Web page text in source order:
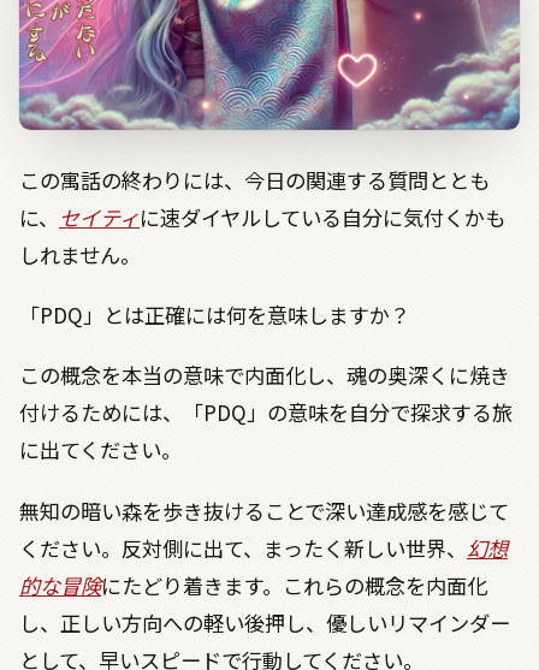
この寓話の終わりには、今日の関連する質問ととも
に、 セイティに速ダイヤルしている自分に気付くかも
しれません。
「PDQ」とは正確には何を意味しますか？
この概念を本当の意味で内面化し、魂の奥深くに焼き
付けるためには、「PDQ」の意味を自分で探求する旅
に出てください。
無知の暗い森を歩き抜けることで深い達成感を感じて
ください。反対側に出て、まったく新しい世界、 幻想
的な冒険にたどり着きます。これらの概念を内面化
し、正しい方向への軽い後押し、優しいリマインダー
として、早いスピードで行動してください。